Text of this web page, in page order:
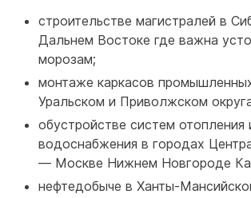
строительстве магистралей в
Дальнем Востоке где важна
морозам;
монтаже каркасов
Уральском и Приволжском
обустройстве систем отопления
водоснабжения в городах
— Москве Нижнем Новгороде
нефтедобыче в Ханты-